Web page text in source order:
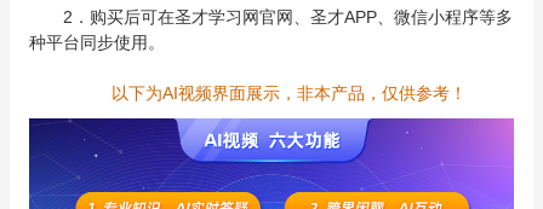
2．购买后可在圣才学习网官网、圣才APP、微信小程序等多
种平台同步使用。
以下为AI视频界面展示，非本产品，仅供参考！